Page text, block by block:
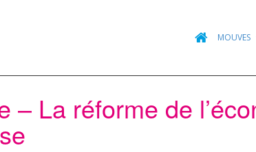
MOUVES
– La réforme de